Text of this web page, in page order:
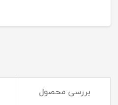
بررسی محصول
مخلوط کن و آسیاب سافلون مدل 3000SFB